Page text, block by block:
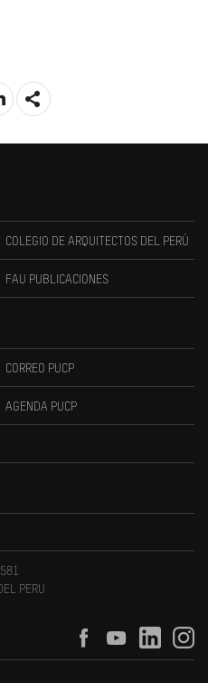
COLEGIO DE ARQUITECTOS DEL PERÚ
FAU PUBLICACIONES
CORREO PUCP
AGENDA PUCP
PERU